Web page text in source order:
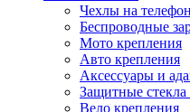
Чехлы на телефон
Беспроводные
Мото крепления
Авто крепления
Аксессуары и
Защитные
Вело крепления